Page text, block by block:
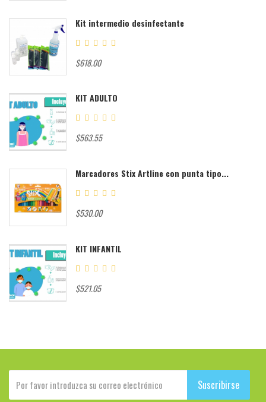
Kit intermedio desinfectante
$618.00
KIT ADULTO
$563.55
Marcadores Stix Artline con punta tipo...
$530.00
KIT INFANTIL
$521.05
Suscribirse